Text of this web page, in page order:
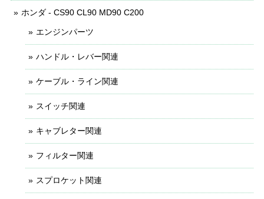
ホンダ - CS90 CL90 MD90 C200
エンジンパーツ
ハンドル・レバー関連
ケーブル・ライン関連
スイッチ関連
キャブレター関連
フィルター関連
スプロケット関連